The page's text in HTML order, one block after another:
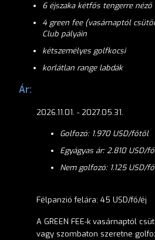
6 éjszaka kétfős tengerre néző
4 green fee (vasárnaptól
Club pályáin
kétszemélyes golfkocsi
korlátlan range labdák
Ár:
2026.11.01. - 2027.05.31.
Golfozó: 1.970 USD/főtől
Egyágyas ár: 2.810 USD/
Nem golfozó: 1.125USD/
Félpanzió felára: 45 USD/fő/éj
A GREEN FEE-k vasárnaptól
vagy szombaton szeretne